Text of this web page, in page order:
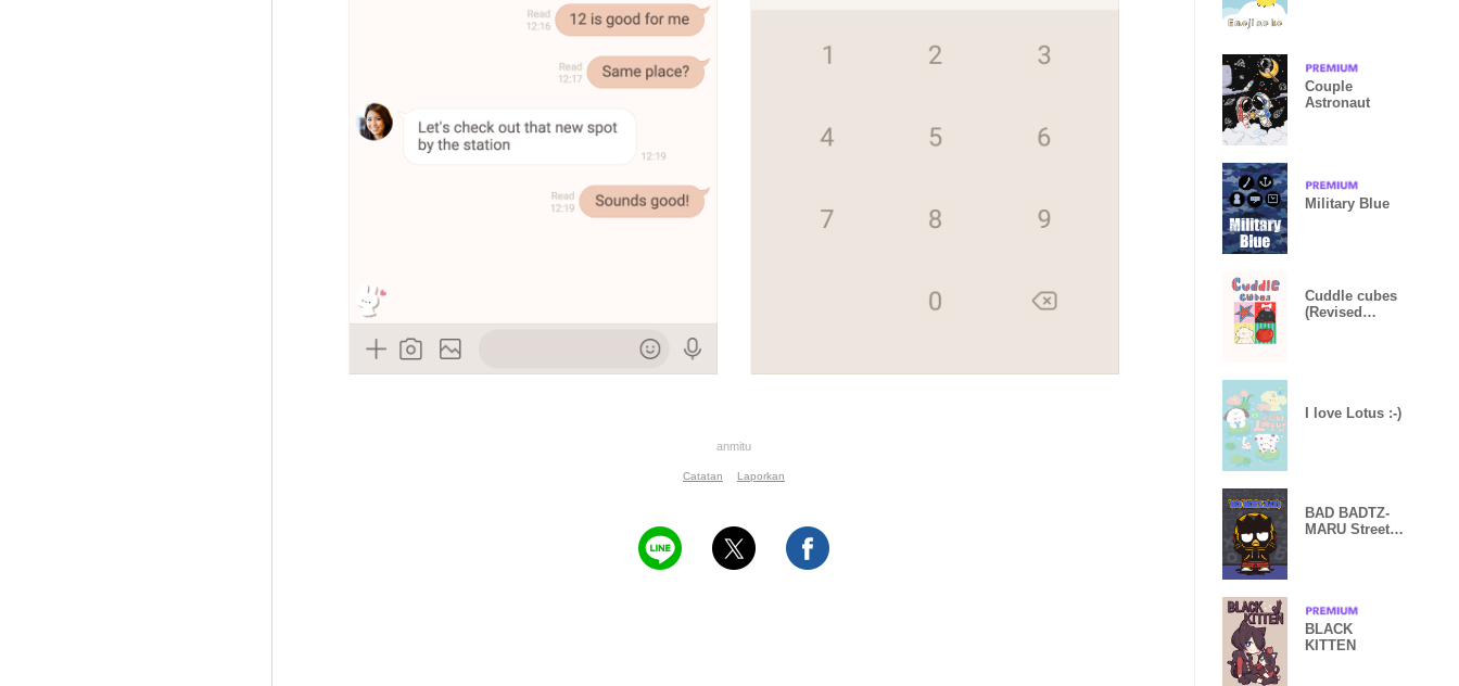
anmitu
Catatan Laporkan
Couple
Astronaut
Military Blue
Cuddle cubes
(Revised
I love Lotus :-)
BAD BADTZ-
MARU Street
BLACK
KITTEN